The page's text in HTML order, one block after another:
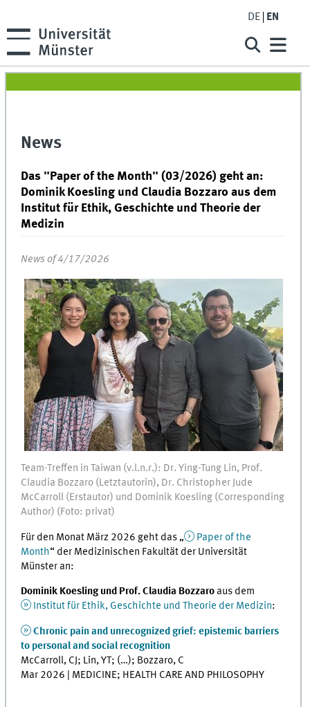
DE EN
News
Das "Paper of the Month" (03/2026) geht an:
Dominik Koesling und Claudia Bozzaro aus dem
Institut für Ethik, Geschichte und Theorie der
Medizin
News of 4/17/2026
Team-Treffen in Taiwan (v.l.n.r.): Dr. Ying-Tung Lin, Prof.
Claudia Bozzaro (Letztautorin), Dr. Christopher Jude
McCarroll (Erstautor) und Dominik Koesling (Corresponding
Author) (Foto: privat)
Für den Monat März 2026 geht das „
Paper of the
Month“ der Medizinischen Fakultät der Universität
Münster an:
Dominik Koesling und Prof. Claudia Bozzaro aus dem
Institut für Ethik, Geschichte und Theorie der Medizin:
Chronic pain and unrecognized grief: epistemic barriers
to personal and social recognition
McCarroll, CJ; Lin, YT; (…); Bozzaro, C
Mar 2026 | MEDICINE; HEALTH CARE AND PHILOSOPHY